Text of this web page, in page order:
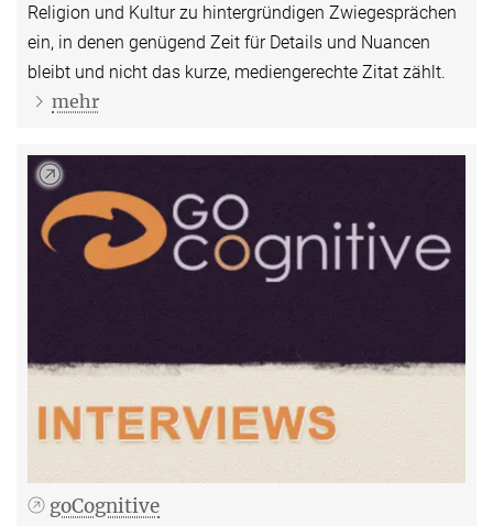
Religion und Kultur zu hintergründigen Zwie­gesprächen
ein, in denen genügend Zeit für Details und Nuancen
bleibt und nicht das kurze, mediengerechte Zitat zählt.
mehr
goCognitive